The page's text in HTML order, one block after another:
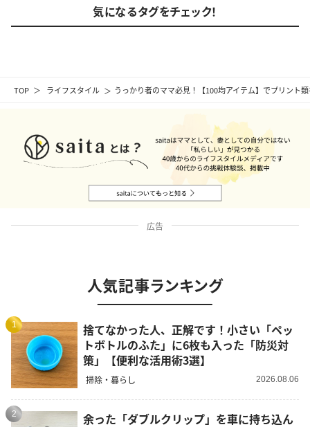
TOP ライフスタイル うっかり者のママ必見！【100均アイテム】でプリント
気になるタグをチェック！
広告
人気記事ランキング
1
捨てなかった人、正解です！小さい「ペッ
トボトルのふた」に6枚も入った「防災対
策」【便利な活用術3選】
掃除・暮らし 2026.08.06
2
余った「ダブルクリップ」を車に持ち込ん